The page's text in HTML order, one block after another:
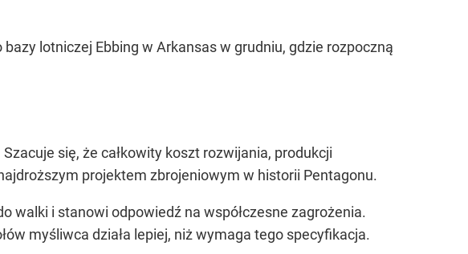
lotniczej Ebbing w Arkansas w grudniu, gdzie rozpoczną
się, że całkowity koszt rozwijania, produkcji
projektem zbrojeniowym w historii Pentagonu.
walki i stanowi odpowiedź na współczesne zagrożenia.
myśliwca działa lepiej, niż wymaga tego specyfikacja.